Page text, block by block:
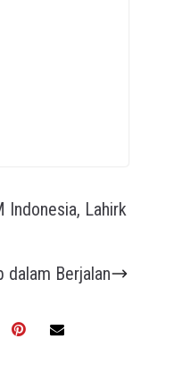
Indonesia, Lahirk
dalam Berjalan